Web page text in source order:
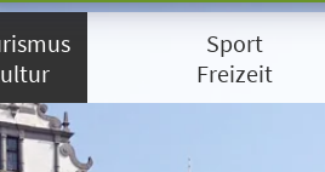
Sport
Freizeit